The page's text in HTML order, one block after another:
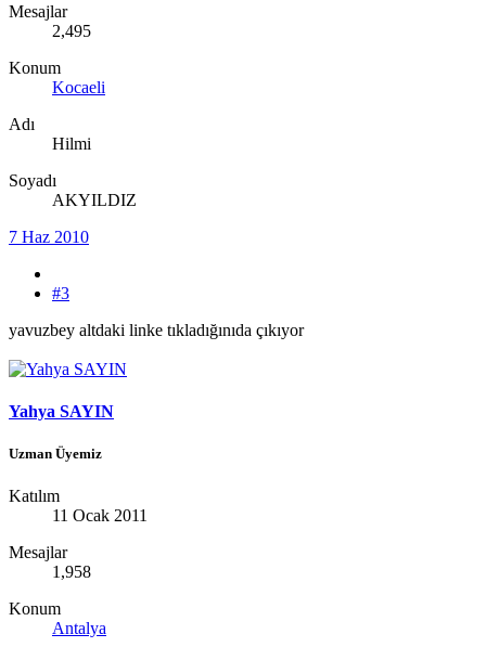
Mesajlar
2,495
Konum
Kocaeli
Adı
Hilmi
Soyadı
AKYILDIZ
7 Haz 2010
#3
yavuzbey altdaki linke tıkladığınıda çıkıyor
Yahya SAYIN
Uzman Üyemiz
Katılım
11 Ocak 2011
Mesajlar
1,958
Konum
Antalya